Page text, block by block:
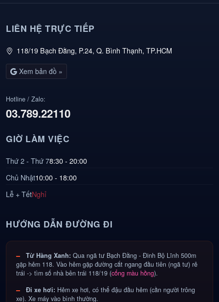
LIÊN HỆ TRỰC TIẾP
118/19 Bạch Đằng, P.24, Q. Bình Thạnh, TP.HCM
Xem bản đồ »
Hotline / Zalo:
03.789.22110
GIỜ LÀM VIỆC
Thứ 2 - Thứ 78:30 - 20:00
Chủ Nhật10:00 - 18:00
Lễ + TếtNghỉ
HƯỚNG DẪN ĐƯỜNG ĐI
Từ Hàng Xanh: Qua ngã tư Bạch Đằng - Đinh Bộ Lĩnh 500m
gặp hẻm 118. Vào hẻm gặp đường cắt ngang đầu tiên (ngã tư) rẻ
trái -> tìm số nhà bên trái 118/19 (cổng màu hồng).
Đi xe hơi: Hẻm xe hơi, có thể đậu đầu hẻm (cần người trông
xe). Xe máy vào bình thường.